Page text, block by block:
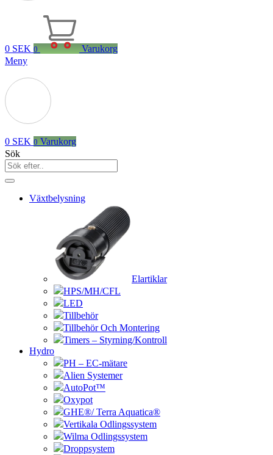
0 SEK 0
Varukorg
Meny
0 SEK 0 Varukorg
Sök
Växtbelysning
Elartiklar
HPS/MH/CFL
LED
Tillbehör
Tillbehör Och Montering
Timers – Styrning/Kontroll
Hydro
PH – EC-mätare
Alien Systemer
AutoPot™
Oxypot
GHE®/ Terra Aquatica®
Vertikala Odlingssystem
Wilma Odlingssystem
Droppsystem